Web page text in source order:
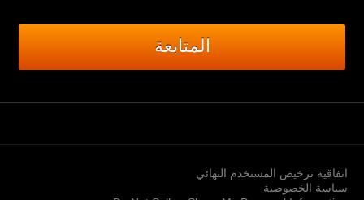
المتابعة
اتفاقية ترخيص المستخدم النهائي
سياسة الخصوصية